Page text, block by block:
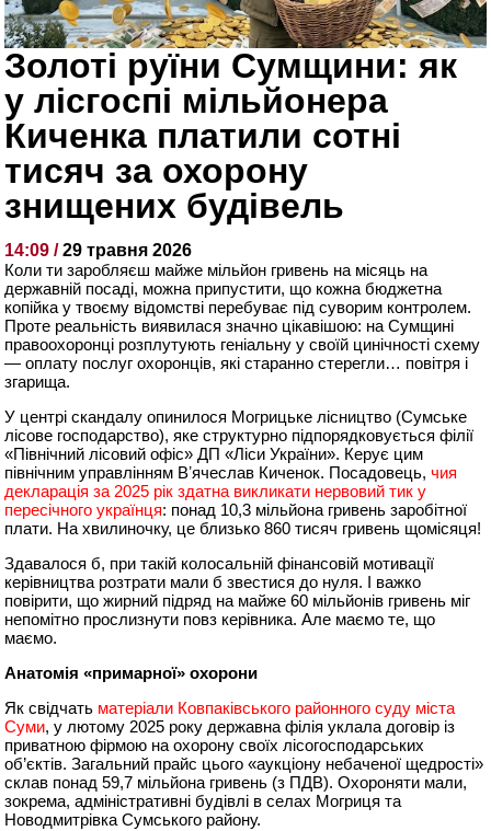
Золоті руїни Сумщини: як
у лісгоспі мільйонера
Киченка платили сотні
тисяч за охорону
знищених будівель
14:09 /29 травня 2026
Коли ти заробляєш майже мільйон гривень на місяць на
державній посаді, можна припустити, що кожна бюджетна
копійка у твоєму відомстві перебуває під суворим контролем.
Проте реальність виявилася значно цікавішою: на Сумщині
правоохоронці розплутують геніальну у своїй цинічності схему
— оплату послуг охоронців, які старанно стерегли… повітря і
згарища.
У центрі скандалу опинилося Могрицьке лісництво (Сумське
лісове господарство), яке структурно підпорядковується філії
«Північний лісовий офіс» ДП «Ліси України». Керує цим
північним управлінням Вʼячеслав Киченок. Посадовець,чия
декларація за 2025 рік здатна викликати нервовий тик у
пересічного українця: понад 10,3 мільйона гривень заробітної
плати. На хвилиночку, це близько 860 тисяч гривень щомісяця!
Здавалося б, при такій колосальній фінансовій мотивації
керівництва розтрати мали б звестися до нуля. І важко
повірити, що жирний підряд на майже 60 мільйонів гривень міг
непомітно прослизнути повз керівника. Але маємо те, що
маємо.
Анатомія «примарної» охорони
Як свідчать матеріали Ковпаківського районного суду міста
Суми, у лютому 2025 року державна філія уклала договір із
приватною фірмою на охорону своїх лісогосподарських
об’єктів. Загальний прайс цього «аукціону небаченої щедрості»
склав понад 59,7 мільйона гривень (з ПДВ). Охороняти мали,
зокрема, адміністративні будівлі в селах Могриця та
Новодмитрівка Сумського району.